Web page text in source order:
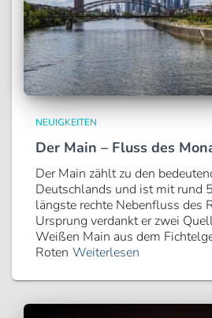
NEUIGKEITEN
Der Main – Fluss des
Der Main zählt zu den
Deutschlands und ist mit rund
längste rechte Nebenfluss des
Ursprung verdankt er zwei
Weißen Main aus dem
Roten Weiterlesen